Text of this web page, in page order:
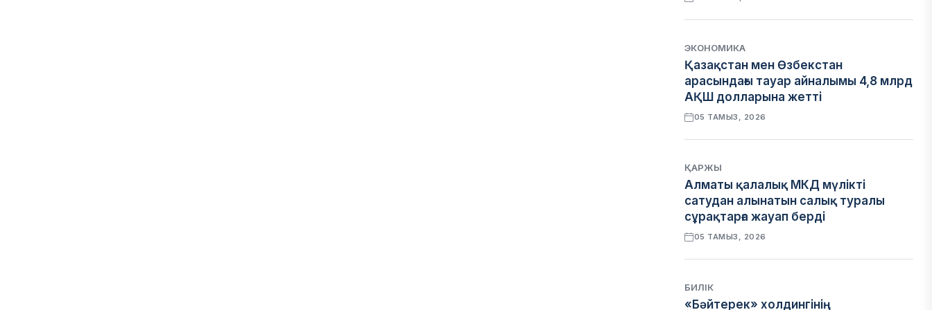
ЭКОНОМИКА
Қазақстан мен Өзбекстан
арасындағы тауар айналымы 4,8 млрд
АҚШ долларына жетті
05 ТАМЫЗ, 2026
ҚАРЖЫ
Алматы қалалық МКД мүлікті
сатудан алынатын салық туралы
сұрақтарға жауап берді
05 ТАМЫЗ, 2026
БИЛІК
«Бәйтерек» холдингінің